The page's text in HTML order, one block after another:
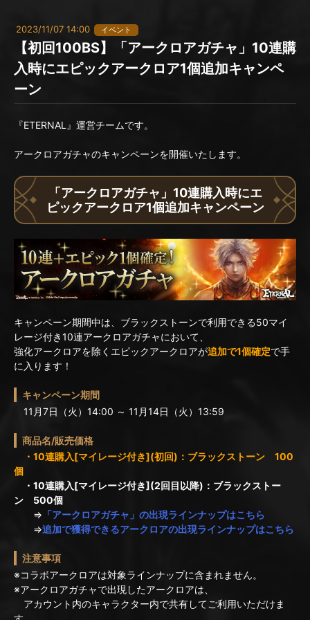
2023/11/07 14:00 イベント
【初回100BS】「アークロアガチャ」10連購
入時にエピックアークロア1個追加キャンペ
ーン
『ETERNAL』運営チームです。
アークロアガチャのキャンペーンを開催いたします。
「アークロアガチャ」10連購入時にエ
ピックアークロア1個追加キャンペーン
キャンペーン期間中は、ブラックストーンで利用できる50マイ
レージ付き10連アークロアガチャにおいて、
強化アークロアを除くエピックアークロアが追加で1個確定で手
に入ります！
キャンペーン期間
11月7日（火）14:00 ～ 11月14日（火）13:59
商品名/販売価格
・10連購入[マイレージ付き](初回)：ブラックストーン 100
個
・10連購入[マイレージ付き](2回目以降)：ブラックストー
ン 500個
⇒ 「アークロアガチャ」の出現ラインナップはこちら
⇒追加で獲得できるアークロアの出現ラインナップはこちら
注意事項
※コラボアークロアは対象ラインナップに含まれません。
※アークロアガチャで出現したアークロアは、
アカウント内のキャラクター内で共有してご利用いただけま